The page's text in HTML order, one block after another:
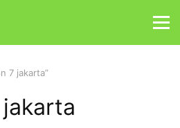
7 jakarta”